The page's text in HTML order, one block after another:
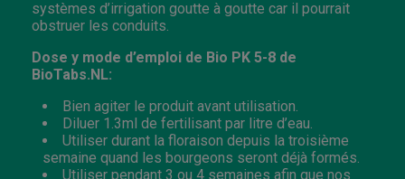
systèmes d’irrigation goutte à goutte car il pourrait
obstruer les conduits.
Dose y mode d’emploi de Bio PK 5-8 de
BioTabs.NL:
Bien agiter le produit avant utilisation.
Diluer 1.3ml de fertilisant par litre d’eau.
Utiliser durant la floraison depuis la troisième
semaine quand les bourgeons seront déjà formés.
Utiliser pendant 3 ou 4 semaines afin que nos